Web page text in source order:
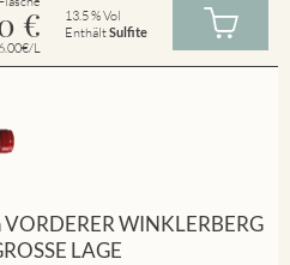
€
L
13.5 % Vol
EnthältSulfite
WINKLERBERG
LAGE